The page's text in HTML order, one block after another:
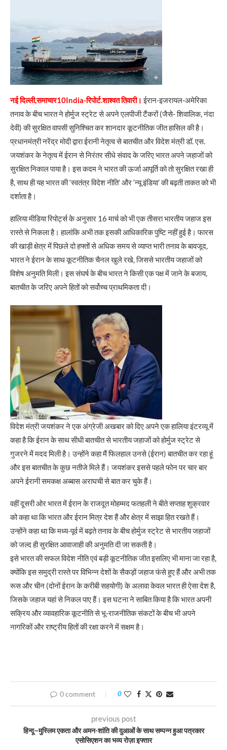
नई दिल्ली,समाचार10India-रिपोर्ट.शाश्वत तिवारी। ईरान-इजरायल-अमेरिका
तनाव के बीच भारत ने होर्मुज स्ट्रेट से अपने एलपीजी टैंकरों (जैसे- शिवालिक, नंदा
देवी) की सुरक्षित वापसी सुनिश्चित कर शानदार कूटनीतिक जीत हासिल की है।
प्रधानमंत्री नरेंद्र मोदी द्वारा ईरानी नेतृत्व से बातचीत और विदेश मंत्री डॉ. एस.
जयशंकर के नेतृत्व में ईरान से निरंतर सीधे संवाद के जरिए भारत अपने जहाजों को
सुरक्षित निकाल पाया है। इस कदम ने भारत की ऊर्जा आपूर्ति को तो सुरक्षित रखा ही
है, साथ ही यह भारत की ‘स्वतंत्र विदेश नीति’ और ‘न्यू इंडिया’ की बढ़ती ताकत को भी
दर्शाता है।
हालिया मीडिया रिपोर्ट्स के अनुसार 16 मार्च को भी एक तीसरा भारतीय जहाज इस
रास्ते से निकला है। हालांकि अभी तक इसकी आधिकारिक पुष्टि नहीं हुई है। फारस
की खाड़ी क्षेत्र में पिछले दो हफ्तों से अधिक समय से व्याप्त भारी तनाव के बावजूद,
भारत ने ईरान के साथ कूटनीतिक चैनल खुले रखे, जिससे भारतीय जहाजों को
विशेष अनुमति मिली। इस संघर्ष के बीच भारत ने किसी एक पक्ष में जाने के बजाय,
बातचीत के जरिए अपने हितों को सर्वोच्च प्राथमिकता दी।
विदेश मंत्री जयशंकर ने एक अंग्रेजी अखबार को दिए अपने एक हालिया इंटरव्यू में
कहा है कि ईरान के साथ सीधी बातचीत से भारतीय जहाजों को होर्मुज स्ट्रेट से
गुजरने में मदद मिली है। उन्होंने कहा मैं फिलहाल उनसे (ईरान) बातचीत कर रहा हूं
और इस बातचीत के कुछ नतीजे मिले हैं। जयशंकर इससे पहले फोन पर चार बार
अपने ईरानी समकक्ष अब्बास अराघची से बात कर चुके हैं।
वहीं दूसरी ओर भारत में ईरान के राजदूत मोहम्मद फतहली ने बीते सप्ताह शुक्रवार
को कहा था कि भारत और ईरान मित्र देश हैं और क्षेत्र में साझा हित रखते हैं।
उन्होंने कहा था कि मध्य-पूर्व में बढ़ते तनाव के बीच होर्मुज स्ट्रेट से भारतीय जहाजों
को जल्द ही सुरक्षित आवाजाही की अनुमति दी जा सकती है।
इसे भारत की सफल विदेश नीति एवं बड़ी कूटनीतिक जीत इसलिए भी माना जा रहा है,
क्योंकि इस समुद्री रास्ते पर विभिन्न देशों के सैकड़ों जहाज फंसे हुए हैं और अभी तक
रूस और चीन (दोनों ईरान के करीबी सहयोगी) के अलावा केवल भारत ही ऐसा देश है,
जिसके जहाज यहां से निकल पाए हैं। इस घटना ने साबित किया है कि भारत अपनी
सक्रिय और व्यावहारिक कूटनीति से भू-राजनीतिक संकटों के बीच भी अपने
नागरिकों और राष्ट्रीय हितों की रक्षा करने में सक्षम है।
0 comment 0
previous post
हिन्दू–मुस्लिम एकता और अमन-शांति की दुआओं के साथ सम्पन्न हुआ पत्रकार
एसोसिएशन का भव्य रोज़ा इफ्तार